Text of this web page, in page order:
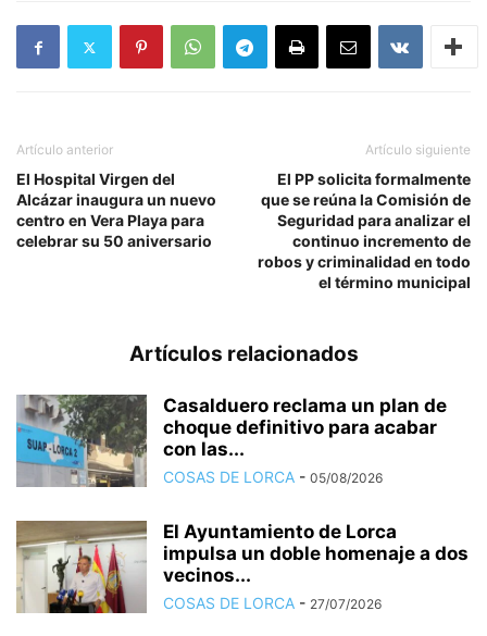
Artículo anterior
El Hospital Virgen del
Alcázar inaugura un nuevo
centro en Vera Playa para
celebrar su 50 aniversario
Artículo siguiente
El PP solicita formalmente
que se reúna la Comisión de
Seguridad para analizar el
continuo incremento de
robos y criminalidad en todo
el término municipal
Artículos relacionados
Casalduero reclama un plan de
choque definitivo para acabar
con las...
COSAS DE LORCA - 05/08/2026
El Ayuntamiento de Lorca
impulsa un doble homenaje a dos
vecinos...
COSAS DE LORCA - 27/07/2026